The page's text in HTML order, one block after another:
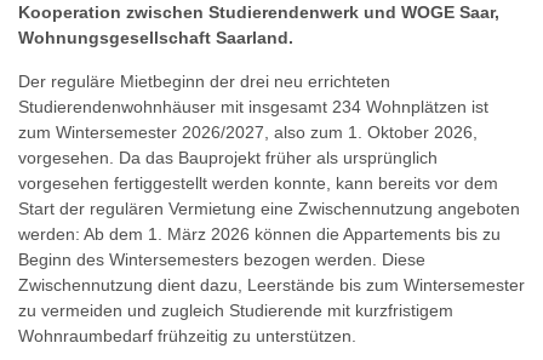
Kooperation zwischen Studierendenwerk und WOGE Saar,
Wohnungsgesellschaft Saarland.
Der reguläre Mietbeginn der drei neu errichteten
Studierendenwohnhäuser mit insgesamt 234 Wohnplätzen ist
zum Wintersemester 2026/2027, also zum 1. Oktober 2026,
vorgesehen. Da das Bauprojekt früher als ursprünglich
vorgesehen fertiggestellt werden konnte, kann bereits vor dem
Start der regulären Vermietung eine Zwischennutzung angeboten
werden: Ab dem 1. März 2026 können die Appartements bis zu
Beginn des Wintersemesters bezogen werden. Diese
Zwischennutzung dient dazu, Leerstände bis zum Wintersemester
zu vermeiden und zugleich Studierende mit kurzfristigem
Wohnraumbedarf frühzeitig zu unterstützen.